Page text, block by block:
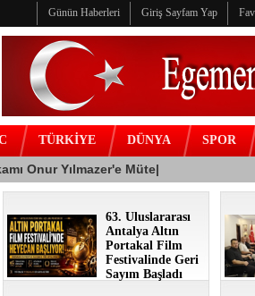
Günün Haberleri Giriş Sayfam Yap
TÜRKİYE DÜNYA SPOR
63. Uluslararası
Antalya Altın
Portakal Film
Festivalinde Geri
Sayım Başladı